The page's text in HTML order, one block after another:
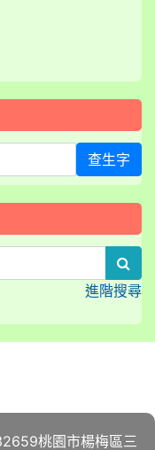
查生字
進階搜尋
桃園市楊梅區三